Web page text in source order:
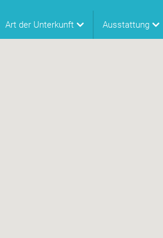
Art der Unterkunft Ausstattung